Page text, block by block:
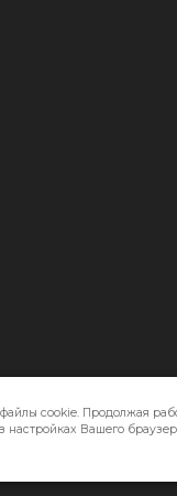
cookie. Продолжая
настройках Вашего